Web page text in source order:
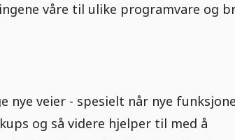
våre til ulike programvare og
nye veier - spesielt når nye
og så videre hjelper til med å